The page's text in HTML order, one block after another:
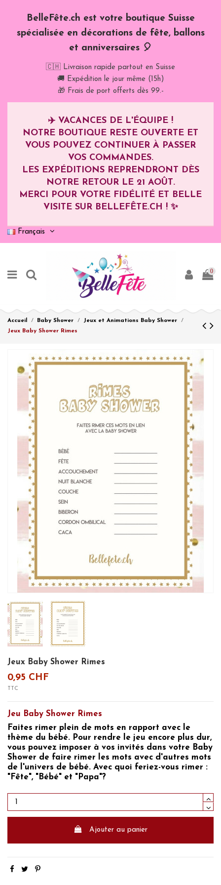
BelleFête.ch est votre boutique Suisse
spécialisée en décorations de fête, ballons
et anniversaires 🎈
🇨🇭 Livraison rapide partout en Suisse
🚚 Expédition le jour même (15h)
🎁 Frais de port offerts dès 99.-
✈️ VACANCES DE L'ÉQUIPE !
NOTRE BOUTIQUE RESTE OUVERTE ET
VOUS POUVEZ CONTINUER À PASSER
VOS COMMANDES.
LES EXPÉDITIONS REPRENDRONT DÈS
NOTRE RETOUR LE 21 AOÛT.
MERCI POUR VOTRE FIDÉLITÉ ET BELLE
VISITE SUR BELLEFÊTE.CH ! ✨
Français
0
Accueil Baby Shower
Jeux et Animations Baby Shower
Jeux Baby Shower Rimes
Jeux Baby Shower Rimes
0,95 CHF
TTC
Jeu Baby Shower Rimes
Faites rimer plein de mots en rapport avec le
thème du bébé. Pour rendre le jeu encore plus dur,
vous pouvez imposer à vos invités dans votre Baby
Shower de faire rimer les mots avec d'autres mots
de l'univers de bébé. Avec quoi feriez-vous rimer :
"Fête", "Bébé" et "Papa"?
Ajouter au panier